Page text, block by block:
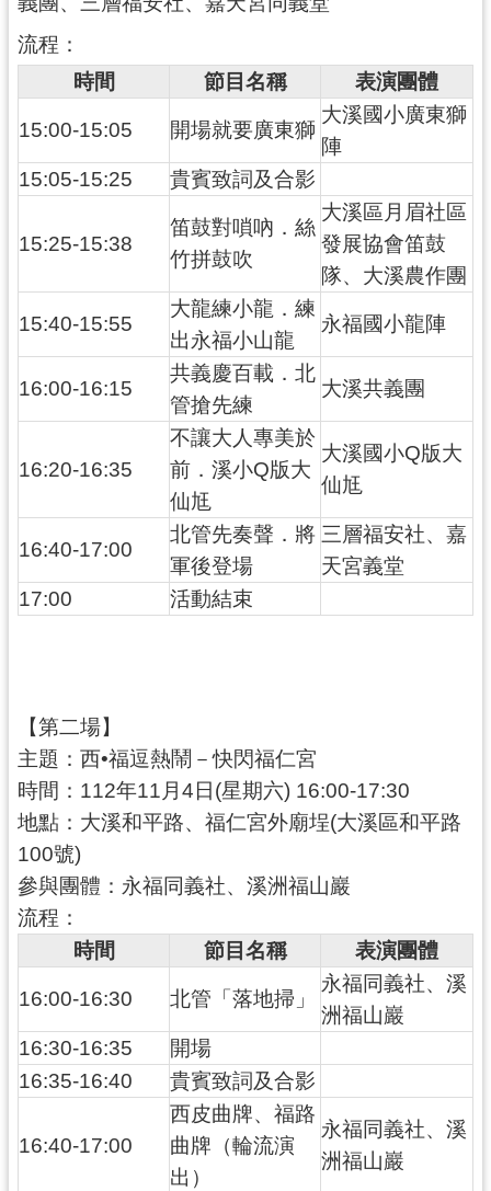
資
料
開
告
流程：
時間
節目名稱
表演團體
15:00-15:05
開場就要廣東獅
大溪國小廣東獅
陣
15:05-15:25
貴賓致詞及合影
15:25-15:38
笛鼓對嗩吶．絲
竹拼鼓吹
大溪區月眉社區
發展協會笛鼓
隊、大溪農作團
15:40-15:55
大龍練小龍．練
出永福小山龍
永福國小龍陣
16:00-16:15
共義慶百載．北
管搶先練
大溪共義團
16:20-16:35
不讓大人專美於
前．溪小Q版大
仙尪
大溪國小Q版大
仙尪
16:40-17:00
北管先奏聲．將
軍後登場
三層福安社、嘉
天宮義堂
17:00
活動結束
【第二場】
主題：西•福逗熱鬧－快閃福仁宮
時間：112年11月4日(星期六) 16:00-17:30
地點：大溪和平路、福仁宮外廟埕(大溪區和平路
100號)
參與團體：永福同義社、溪洲福山巖
流程：
時間
節目名稱
表演團體
16:00-16:30
北管「落地掃」
永福同義社、溪
洲福山巖
16:30-16:35
開場
16:35-16:40
貴賓致詞及合影
16:40-17:00
西皮曲牌、福路
曲牌（輪流演
出）
永福同義社、溪
洲福山巖